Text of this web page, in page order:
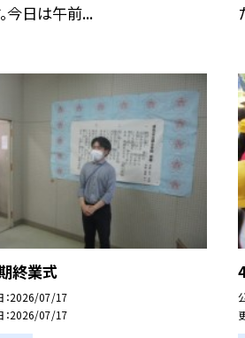
今日は午前...
終業式
2026/07/17
2026/07/17